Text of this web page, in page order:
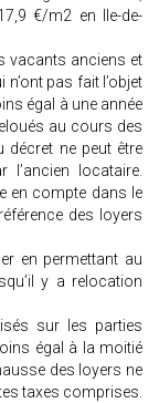
€/m2 en Ile-de-
vacants anciens et
pas fait l’objet
égal à une année
au cours des
décret ne peut être
locataire.
en compte dans le
des loyers
en permettant au
y a relocation
sur les parties
égal à la moitié
des loyers ne
taxes comprises.